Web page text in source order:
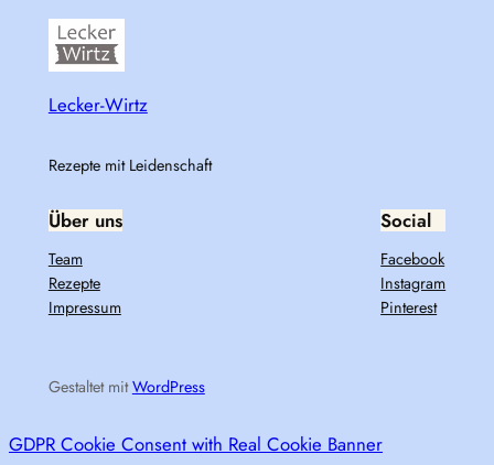
Lecker-Wirtz
Rezepte mit Leidenschaft
Über uns
Team
Rezepte
Impressum
Social
Facebook
Instagram
Pinterest
Gestaltet mitWordPress
GDPR Cookie Consent with Real Cookie Banner